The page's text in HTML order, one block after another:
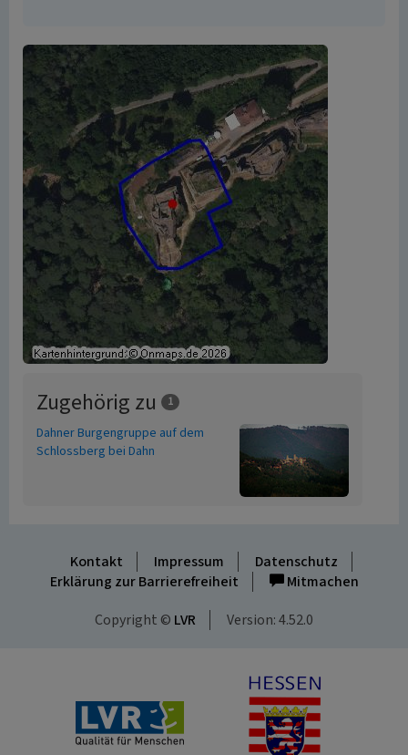
Zugehörig zu 1
Dahner Burgengruppe auf dem
Schlossberg bei Dahn
Kontakt Impressum
Datenschutz
Erklärung zur Barrierefreiheit
Mitmachen
Copyright © LVR Version: 4.52.0